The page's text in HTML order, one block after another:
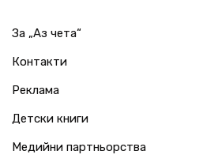
За „Аз чета“
Контакти
Реклама
Детски книги
Медийни партньорства